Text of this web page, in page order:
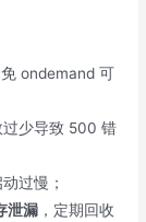
ondemand 可
过少导致 500 错
过慢；
泄漏 ，定期回收